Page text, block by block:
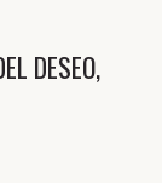
DESEO,